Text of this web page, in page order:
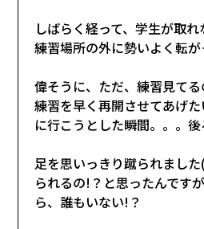
しばらく経って、学生が取れ
練習場所の外に勢いよく転が
偉そうに、ただ、練習見てる
練習を早く再開させてあげ
に行こうとした瞬間。。。後
足を思いっきり蹴られまし
られるの!？と思ったんです
ら、誰もいない!？